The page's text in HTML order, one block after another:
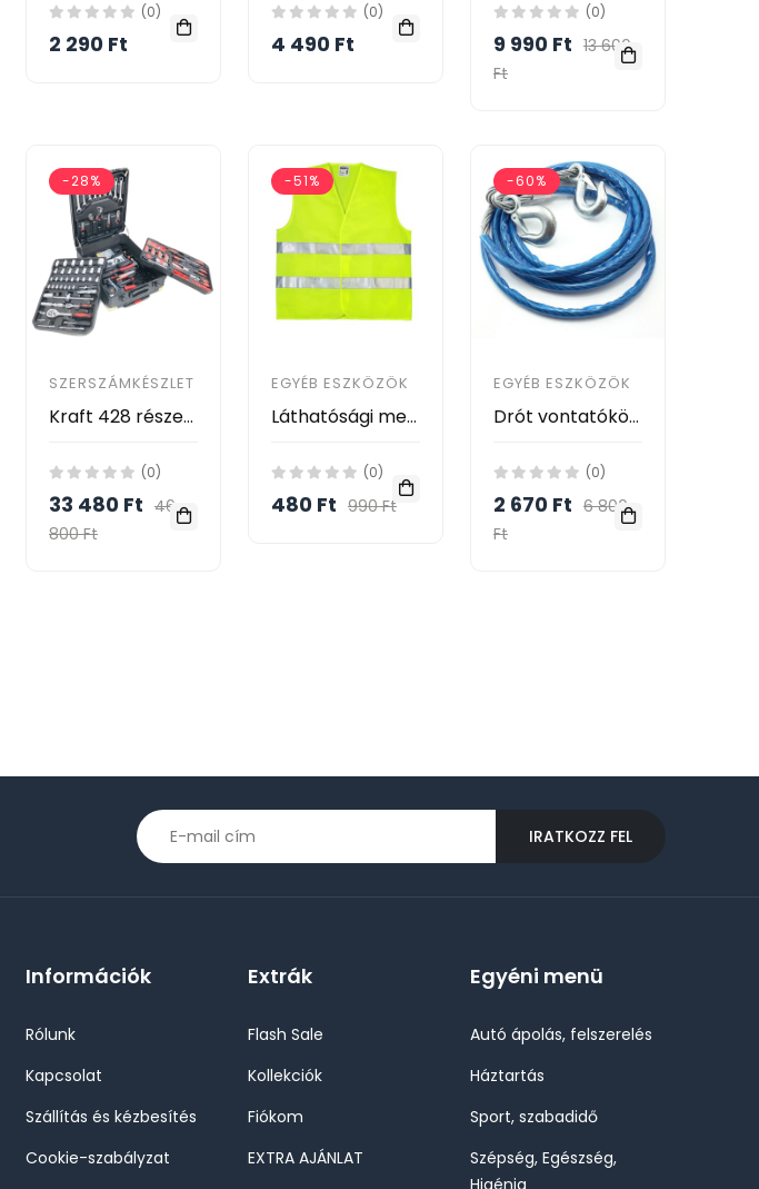
(0)
2 290 Ft
(0)
4 490 Ft
(0)
9 990 Ft 13 600
Ft
-28%
SZERSZÁMKÉSZLET
Kraft 428 részes racsnis szerszámkészlet fém kofferben KF/HT-1005
(0)
33 480 Ft 46
800 Ft
-51%
EGYÉB ESZKÖZÖK
Láthatósági mellény Sárga
(0)
480 Ft 990 Ft
-60%
EGYÉB ESZKÖZÖK
Drót vontatókötél 4m max 5000kg
(0)
2 670 Ft 6 800
Ft
IRATKOZZ FEL
Információk
Rólunk
Kapcsolat
Szállítás és kézbesítés
Cookie-szabályzat
Extrák
Flash Sale
Kollekciók
Fiókom
EXTRA AJÁNLAT
Egyéni menü
Autó ápolás, felszerelés
Háztartás
Sport, szabadidő
Szépség, Egészség,
Higénia